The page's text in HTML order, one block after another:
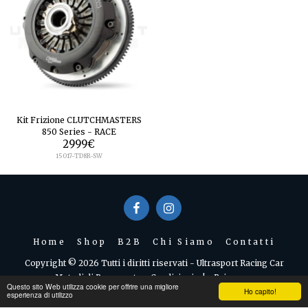
Ho capito!
Questo sito Web utilizza cookie per offrire una migliore
esperienza di utilizzo
Kit Frizione CLUTCHMASTERS
850 Series - RACE
2999€
15017-TD8R-SW
Home Shop B2B Chi Siamo Contatti
Copyright © 2026 Tutti i diritti riservati - Ultrasport Racing Car
Metodi di Pagamento e Condizioni|Privacy